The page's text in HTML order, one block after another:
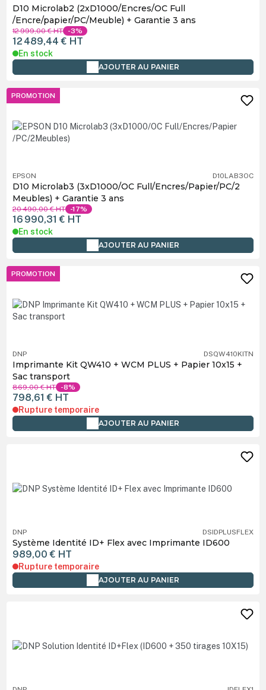
D10 Microlab2 (2xD1000/Encres/OC Full
/Encre/papier/PC/Meuble) + Garantie 3 ans
12 999,00 €HT -3%
12 489,44 € HT
En stock
AJOUTER AU PANIER
PROMOTION
EPSON D10LAB3OC
D10 Microlab3 (3xD1000/OC Full/Encres/Papier/PC/2
Meubles) + Garantie 3 ans
20 490,00 €HT -17%
16 990,31 € HT
En stock
AJOUTER AU PANIER
PROMOTION
DNP DSQW410KITN
Imprimante Kit QW410 + WCM PLUS + Papier 10x15 +
Sac transport
869,00 €HT -8%
798,61 € HT
Rupture temporaire
AJOUTER AU PANIER
DNP DSIDPLUSFLEX
Système Identité ID+ Flex avec Imprimante ID600
989,00 € HT
Rupture temporaire
AJOUTER AU PANIER